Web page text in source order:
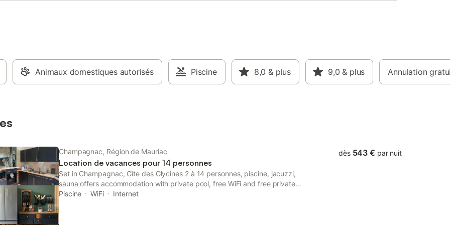
trampoline ...
Animaux domestiques autorisés Piscine 8,0 & plus 9,0 & plus Annulation
Champagnac, Région de Mauriac
Location de vacances pour 14 personnes
Set in Champagnac, Gîte des Glycines 2 à 14 personnes, piscine, jacuzzi,
sauna offers accommodation with private pool, free WiFi and free private
parking for guests who drive. The 3-star holiday home has pool views and is
Piscine WiFi Internet
dès 543 € par nuit